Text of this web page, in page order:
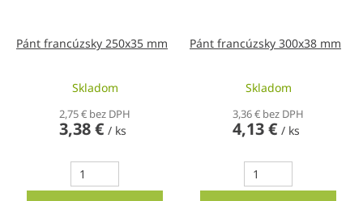
Pánt francúzsky 250x35 mm
Skladom
2,75 € bez DPH
3,38 € / ks
Pánt francúzsky 300x38 mm
Skladom
3,36 € bez DPH
4,13 € / ks